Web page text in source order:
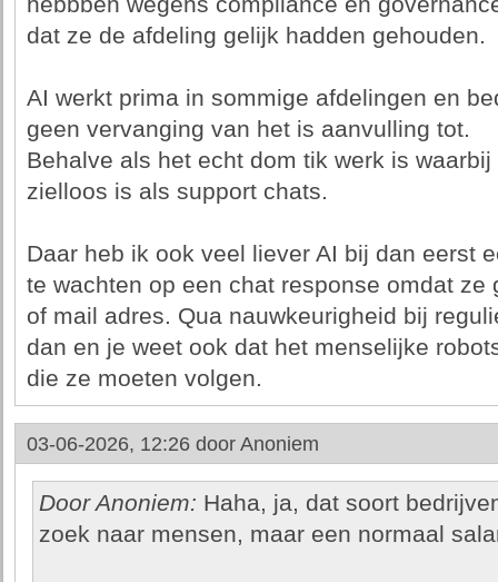
dat ze de afdeling gelijk hadden gehouden.
AI werkt prima in sommige afdelingen en
geen vervanging van het is aanvulling tot.
Behalve als het echt dom tik werk is
zielloos is als support chats.
Daar heb ik ook veel liever AI bij dan eerst
te wachten op een chat response omdat ze
of mail adres. Qua nauwkeurigheid bij
dan en je weet ook dat het menselijke
die ze moeten volgen.
03-06-2026, 12:26 door Anoniem
Door Anoniem: Haha, ja, dat soort
zoek naar mensen, maar een normaal